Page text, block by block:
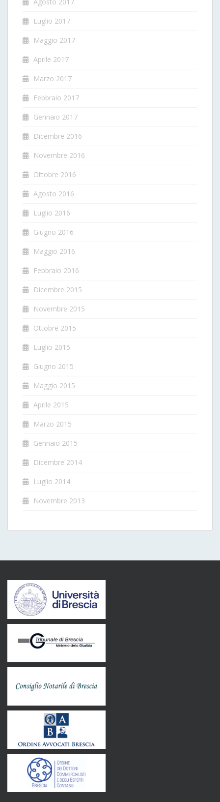
Agosto 2017
Luglio 2017
Maggio 2017
Aprile 2017
Marzo 2017
Febbraio 2017
Gennaio 2017
Dicembre 2016
Novembre 2016
Ottobre 2016
Agosto 2016
Luglio 2016
Giugno 2016
Maggio 2016
Febbraio 2016
Dicembre 2015
Novembre 2015
Ottobre 2015
Luglio 2015
Giugno 2015
Maggio 2015
Aprile 2015
Marzo 2015
Gennaio 2015
Dicembre 2014
Luglio 2014
Novembre 2013